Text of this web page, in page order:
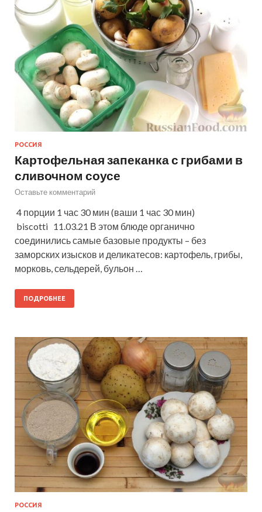
РОССИЯ
Картофельная запеканка с грибами в
сливочном соусе
Оставьте комментарий
4 порции 1 час 30 мин (ваши 1 час 30 мин)
biscotti 11.03.21 В этом блюде органично
соединились самые базовые продукты – без
заморских изысков и деликатесов: картофель, грибы,
морковь, сельдерей, бульон …
ПОДРОБНЕЕ
РОССИЯ